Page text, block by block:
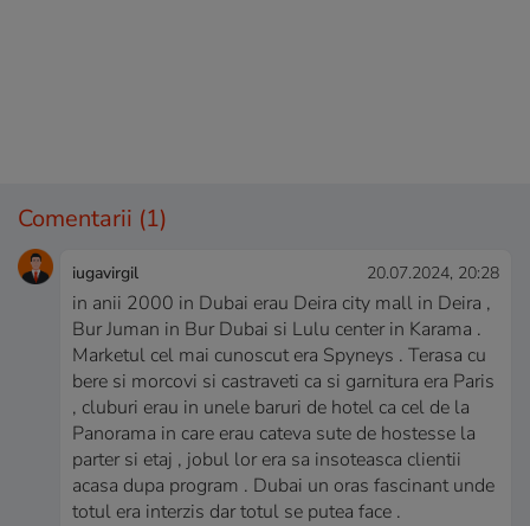
Comentarii (1)
iugavirgil 20.07.2024, 20:28
in anii 2000 in Dubai erau Deira city mall in Deira ,
Bur Juman in Bur Dubai si Lulu center in Karama .
Marketul cel mai cunoscut era Spyneys . Terasa cu
bere si morcovi si castraveti ca si garnitura era Paris
, cluburi erau in unele baruri de hotel ca cel de la
Panorama in care erau cateva sute de hostesse la
parter si etaj , jobul lor era sa insoteasca clientii
acasa dupa program . Dubai un oras fascinant unde
totul era interzis dar totul se putea face .